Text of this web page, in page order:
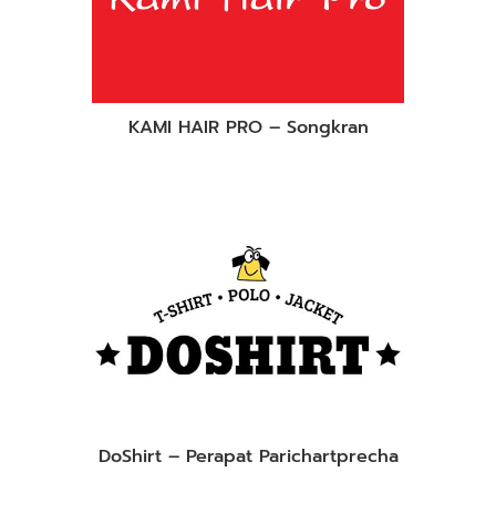
KAMI HAIR PRO – Songkran
DoShirt – Perapat Parichartprecha